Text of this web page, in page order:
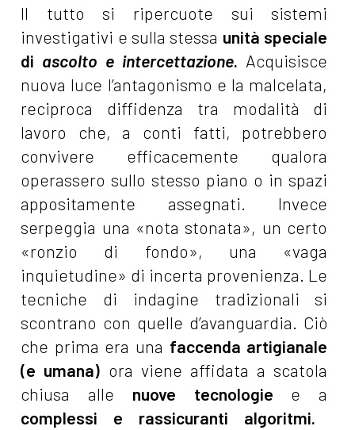
Il tutto si ripercuote sui sistemi
investigativi e sulla stessa unità speciale
di ascolto e intercettazione. Acquisisce
nuova luce l’antagonismo e la malcelata,
reciproca diffidenza tra modalità di
lavoro che, a conti fatti, potrebbero
convivere efficacemente qualora
operassero sullo stesso piano o in spazi
appositamente assegnati. Invece
serpeggia una «nota stonata», un certo
«ronzio di fondo», una «vaga
inquietudine» di incerta provenienza. Le
tecniche di indagine tradizionali si
scontrano con quelle d’avanguardia. Ciò
che prima era una faccenda artigianale
(e umana) ora viene affidata a scatola
chiusa alle nuove tecnologie e a
complessi e rassicuranti algoritmi.